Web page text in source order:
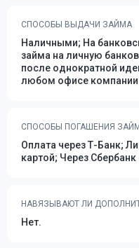
СПОСОБЫ ВЫДАЧИ ЗАЙМА
Наличными; На
займа на личную
после однократной
любом офисе
СПОСОБЫ ПОГАШЕНИЯ
Оплата через Т-Банк;
картой; Через
НАВЯЗЫВАЮТ ЛИ
Нет.